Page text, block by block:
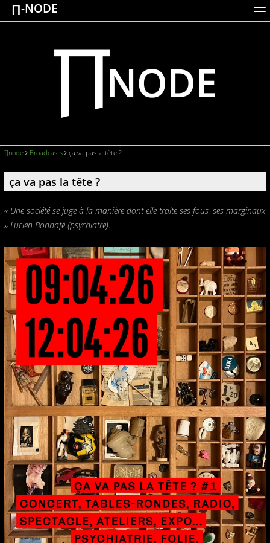
∏-NODE
ACTIONS WORKS DOCUMENTATION
BROADCASTS
∏node Broadcasts ça va pas la tête ?
ça va pas la tête ?
« Une société se juge à la manière dont elle traite ses fous, ses marginaux
» Lucien Bonnafé (psychiatre).